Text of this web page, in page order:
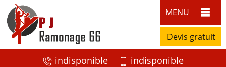
MENU
Devis gratuit
indisponible indisponible